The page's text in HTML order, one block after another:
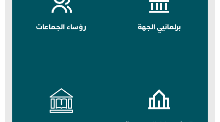
برلمانيي الجهة رؤساء الجماعات